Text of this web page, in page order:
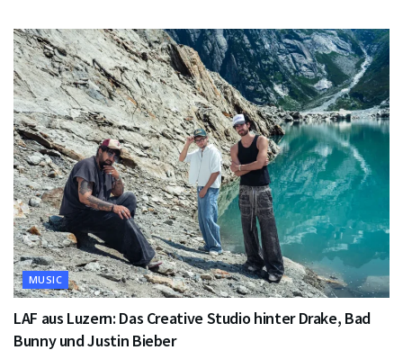
MUSIC
LAF aus Luzern: Das Creative Studio hinter Drake, Bad
Bunny und Justin Bieber